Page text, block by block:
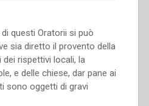
questi Oratorii si può
sia diretto il provento della
rispettivi locali, la
e delle chiese, dar pane ai
sono oggetti di gravi